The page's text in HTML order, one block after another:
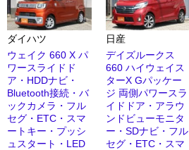
ダイハツ
ウェイク 660 X パ
ワースライドド
ア・HDDナビ・
Bluetooth接続・バ
ックカメラ・フル
セグ・ETC・スマ
ートキー・プッシ
ュスタート・LED
日産
デイズルークス
660 ハイウェイス
ターX Gパッケー
ジ 両側パワースラ
イドドア・アラウ
ンドビューモニタ
ー・SDナビ・フル
セグ・ETC・スマ